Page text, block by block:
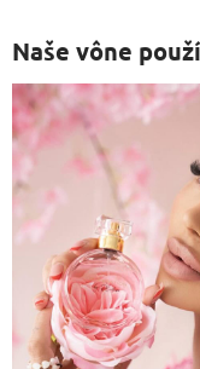
Naše vône